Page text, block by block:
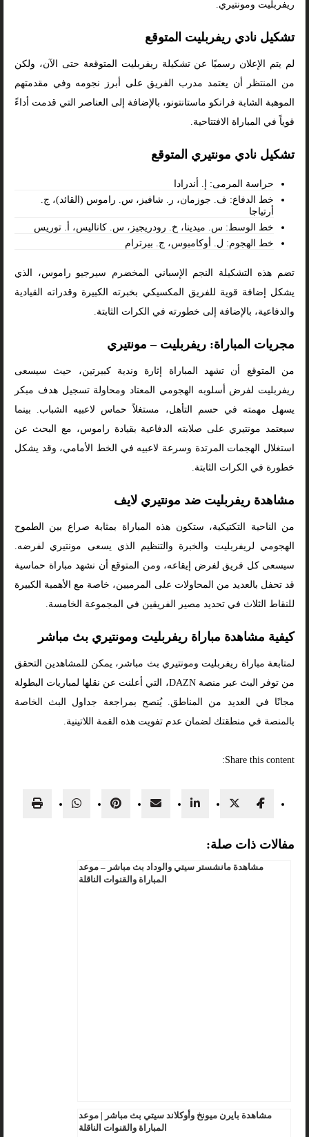
ريفربليت ومونتيري.
تشكيل نادي ريفربليت المتوقع
لم يتم الإعلان رسميًا عن تشكيلة ريفربليت المتوقعة حتى الآن، ولكن
من المنتظر أن يعتمد مدرب الفريق على أبرز نجومه وفي مقدمتهم
الموهبة الشابة فرانكو ماستانتونو، بالإضافة إلى العناصر التي قدمت أداءً
قوياً في المباراة الافتتاحية.
تشكيل نادي مونتيري المتوقع
حراسة المرمى: إ. أندرادا
خط الدفاع: ف. جوزمان، ر. شافيز، س. راموس (القائد)، ج.
أرتياجا
خط الوسط: س. ميدينا، خ. رودريجيز، س. كاناليس، أ. توريس
خط الهجوم: ل. أوكامبوس، ج. بيرترام
تضم هذه التشكيلة النجم الإسباني المخضرم سيرجيو راموس، الذي
يشكل إضافة قوية للفريق المكسيكي بخبرته الكبيرة وقدراته القيادية
والدفاعية، بالإضافة إلى خطورته في الكرات الثابتة.
مجريات المباراة: ريفربليت – مونتيري
من المتوقع أن تشهد المباراة إثارة وندية كبيرتين، حيث سيسعى
ريفربليت لفرض أسلوبه الهجومي المعتاد ومحاولة تسجيل هدف مبكر
يسهل مهمته في حسم التأهل، مستغلاً حماس لاعبيه الشباب. بينما
سيعتمد مونتيري على صلابته الدفاعية بقيادة راموس، مع البحث عن
استغلال الهجمات المرتدة وسرعة لاعبيه في الخط الأمامي، وقد يشكل
خطورة في الكرات الثابتة.
مشاهدة ريفربليت ضد مونتيري لايف
من الناحية التكتيكية، ستكون هذه المباراة بمثابة صراع بين الطموح
الهجومي لريفربليت والخبرة والتنظيم الذي يسعى مونتيري لفرضه.
سيسعى كل فريق لفرض إيقاعه، ومن المتوقع أن نشهد مباراة حماسية
قد تحفل بالعديد من المحاولات على المرميين، خاصة مع الأهمية الكبيرة
للنقاط الثلاث في تحديد مصير الفريقين في المجموعة الخامسة.
كيفية مشاهدة مباراة ريفربليت ومونتيري بث مباشر
لمتابعة مباراة ريفربليت ومونتيري بث مباشر، يمكن للمشاهدين التحقق
من توفر البث عبر منصة DAZN، التي أعلنت عن نقلها لمباريات البطولة
مجانًا في العديد من المناطق. يُنصح بمراجعة جداول البث الخاصة
بالمنصة في منطقتك لضمان عدم تفويت هذه القمة اللاتينية.
Share this content:
مفالات ذات صلة:
مشاهدة مانشستر سيتي والوداد بث مباشر – موعد
المباراة والقنوات الناقلة
مشاهدة بايرن ميونخ وأوكلاند سيتي بث مباشر | موعد
المباراة والقنوات الناقلة